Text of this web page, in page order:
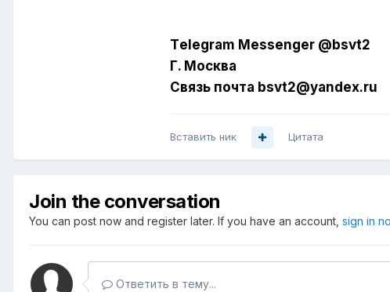
Tеlеgrаm Messеngеr @bsvt2
Г. Москва
Связь почта bsvt2@yandex.ru
Вставить ник Цитата
Join the conversation
You can post now and register later. If you have an account, sign in
Ответить в тему...